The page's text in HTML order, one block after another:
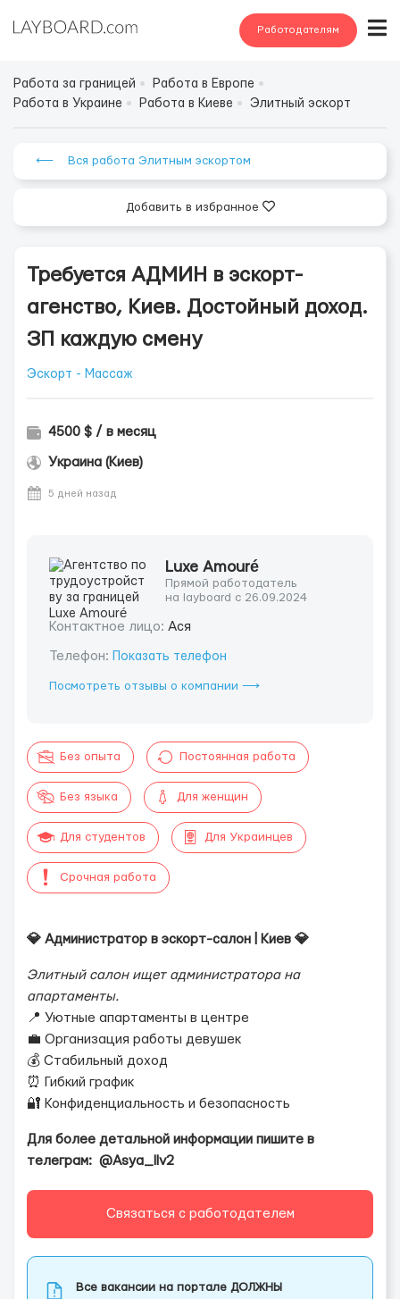
Работодателям
Работа за границей
Работа в Европе
Работа в Украине
Работа в Киеве Элитный эскорт
⟵ Вся работа Элитным эскортом
Добавить в избранное
Требуется АДМИН в эскорт-
агенство, Киев. Достойный доход.
ЗП каждую смену
Эскорт - Массаж
4500 $ / в месяц
Украина (Киев)
5 дней назад
Luxe Amouré
Прямой работодатель
на layboard с 26.09.2024
Контактное лицо: Ася
Телефон: Показать телефон
Посмотреть отзывы о компании ⟶
Без опыта Постоянная работа
Без языка Для женщин
Для студентов Для Украинцев
Срочная работа
💎 Администратор в эскорт-салон | Киев 💎
Элитный салон ищет администратора на
апартаменты.
📍 Уютные апартаменты в центре
💼 Организация работы девушек
💰 Стабильный доход
⏰ Гибкий график
🔐 Конфиденциальность и безопасность
Для более детальной информации пишите в
телеграм: @Asya_llv2
Связаться с работодателем
Все вакансии на портале ДОЛЖНЫ